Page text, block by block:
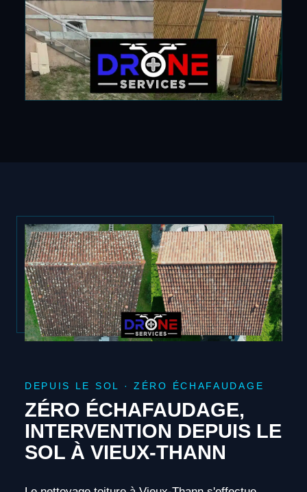
DEPUIS LE SOL · ZÉRO ÉCHAFAUDAGE
ZÉRO ÉCHAFAUDAGE,
INTERVENTION DEPUIS LE
SOL À VIEUX-THANN